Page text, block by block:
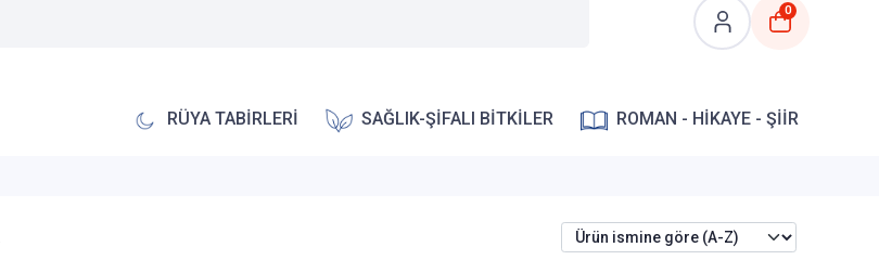
0
RÜYA TABİRLERİ SAĞLIK-ŞİFALI BİTKİLER ROMAN - HİKAYE - ŞİİR